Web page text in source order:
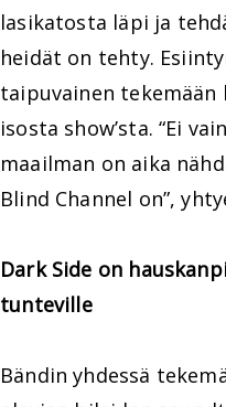
lasikatosta läpi ja
heidät on tehty.
taipuvainen
isosta show’sta. “Ei
maailman on aika
Blind Channel on”,
Dark Side on
tunteville
Bändin yhdessä